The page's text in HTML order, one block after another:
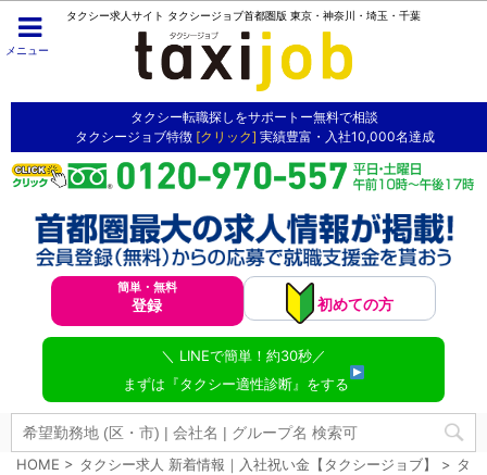
メニュー
タクシー求人サイト タクシージョブ首都圏版 東京・神奈川・埼玉・千葉
タクシー転職探しをサポートー無料で相談
タクシージョブ特徴 [クリック] 実績豊富・入社10,000名達成
簡単・無料
登録 初めての方
＼ LINEで簡単！約30秒／
まずは『タクシー適性診断』をする
HOME > タクシー求人 新着情報｜入社祝い金【タクシージョブ】 > タ